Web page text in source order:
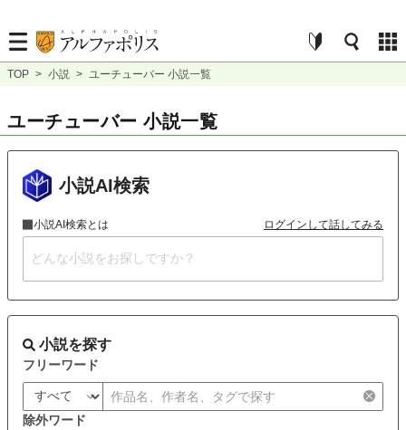
TOP > 小説 > ユーチューバー 小説一覧
ユーチューバー 小説一覧
小説AI検索
小説AI検索とは ログインして話してみる
小説を探す
フリーワード
除外ワード